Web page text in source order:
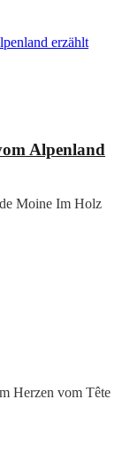
Alpenland
Moine Im Holz
Herzen vom Tête